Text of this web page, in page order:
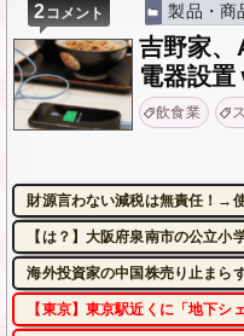
2コメント 製品・商
吉野家
電器設置
飲食業
財源言わない減税は無責任！→
【は？】大阪府泉南市の公立
海外投資家の中国株売り止ま
【東京】東京駅近くに「地下